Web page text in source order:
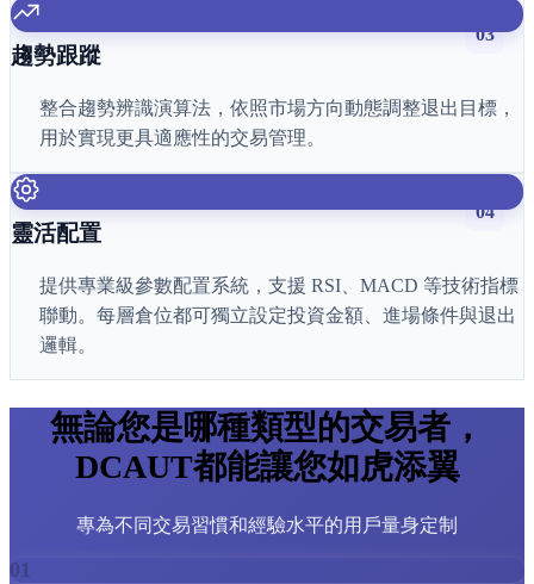
03
趨勢跟蹤
整合趨勢辨識演算法，依照市場方向動態調整退出目標，
用於實現更具適應性的交易管理。
04
靈活配置
提供專業級參數配置系統，支援 RSI、MACD 等技術指標
聯動。每層倉位都可獨立設定投資金額、進場條件與退出
邏輯。
無論您是哪種類型的交易者，
DCAUT都能讓您如虎添翼
專為不同交易習慣和經驗水平的用戶量身定制
01